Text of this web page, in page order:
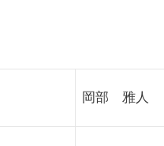
岡部 雅人